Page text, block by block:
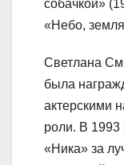
собачкой»
«Небо,
Светлана
была
актерскими
роли. В 1993
«Ника» за